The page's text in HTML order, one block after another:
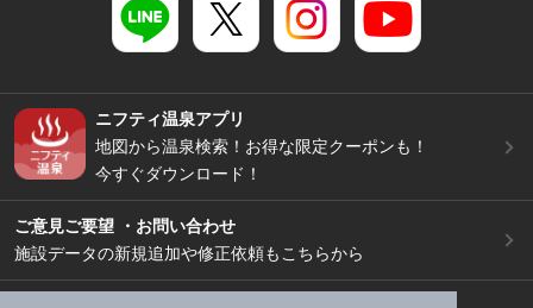
ニフティ温泉アプリ
地図から温泉検索！お得な限定クーポンも！
今すぐダウンロード！
ご意見ご要望 ・お問い合わせ
施設データの新規追加や修正依頼もこちらから